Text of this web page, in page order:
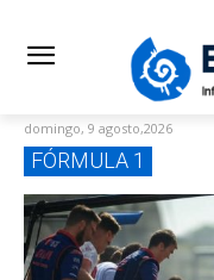
domingo, 9 agosto,2026
FÓRMULA 1